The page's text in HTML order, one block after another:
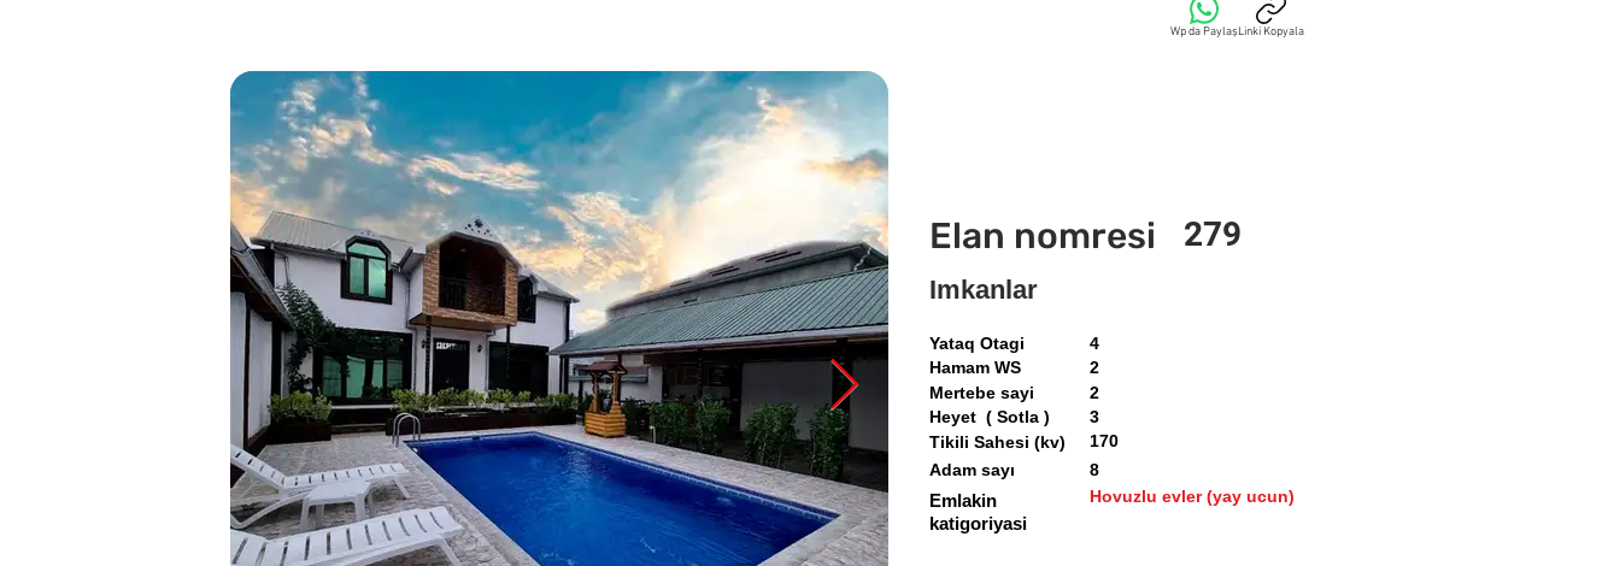
Wp da PaylaşLinki Kopyala
Elan nomresi 279
Imkanlar
Yataq Otagi
Mertebe sayi
Hamam WS
Heyet ( Sotla )
Tikili Sahesi (kv)
4
3
2
2
170
Emlakin
katigoriyasi
Hovuzlu evler (yay ucun)
8
Adam sayı